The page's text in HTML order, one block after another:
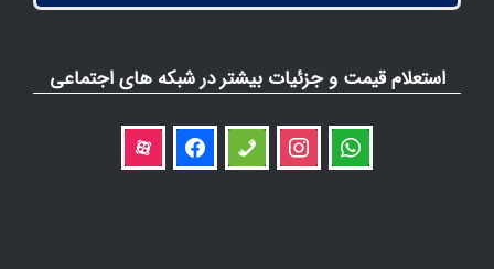
استعلام قیمت و جزئیات بیشتر در شبکه های اجتماعی
whatsapp
instagram
phone
facebook
aparat